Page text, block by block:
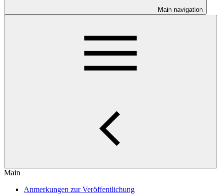
Main navigation
Main
Anmerkungen zur Veröffentlichung